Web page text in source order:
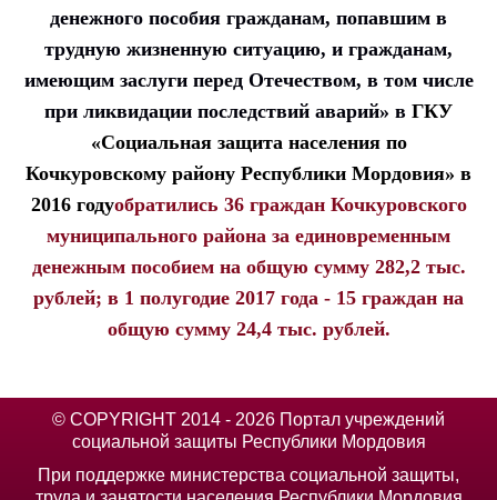
денежного пособия гражданам, попавшим в
трудную жизненную ситуацию, и гражданам,
имеющим заслуги перед Отечеством, в том числе
при ликвидации последствий аварий» в ГКУ
«Социальная защита населения по
Кочкуровскому району Республики Мордовия» в
2016 годуобратились 36 граждан Кочкуровского
муниципального района за единовременным
денежным пособием на общую сумму 282,2 тыс.
рублей; в 1 полугодие 2017 года - 15 граждан на
общую сумму 24,4 тыс. рублей.
© COPYRIGHT 2014 - 2026 Портал учреждений
социальной защиты Республики Мордовия
При поддержке министерства социальной защиты,